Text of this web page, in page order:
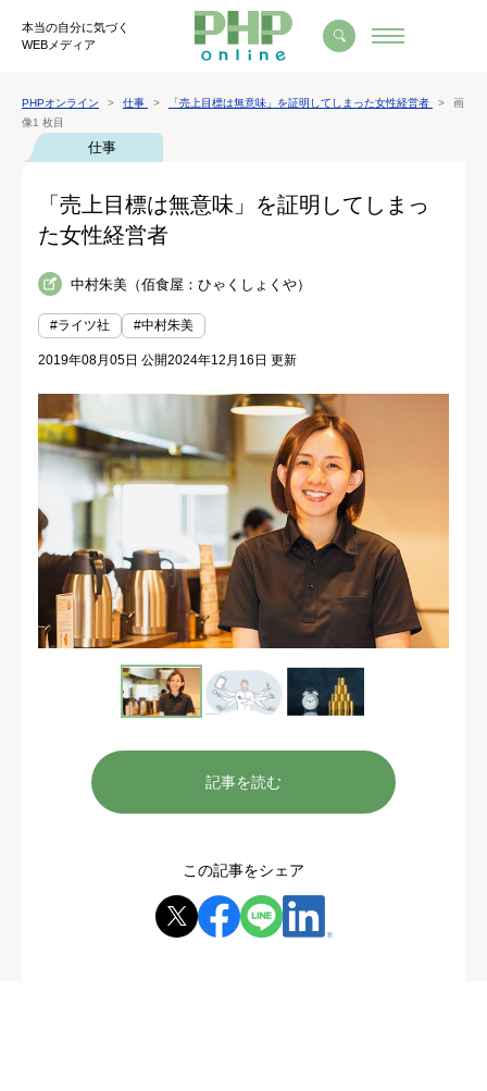
本当の自分に気づく
WEBメディア
PHPオンライン 仕事 「売上目標は無意味」を証明してしまった女性経営者
画
像1 枚目
仕事
「売上目標は無意味」を証明してしまっ
た女性経営者
中村朱美（佰食屋：ひゃくしょくや）
#ライツ社 #中村朱美
2019年08月05日 公開2024年12月16日 更新
記事を読む
この記事をシェア